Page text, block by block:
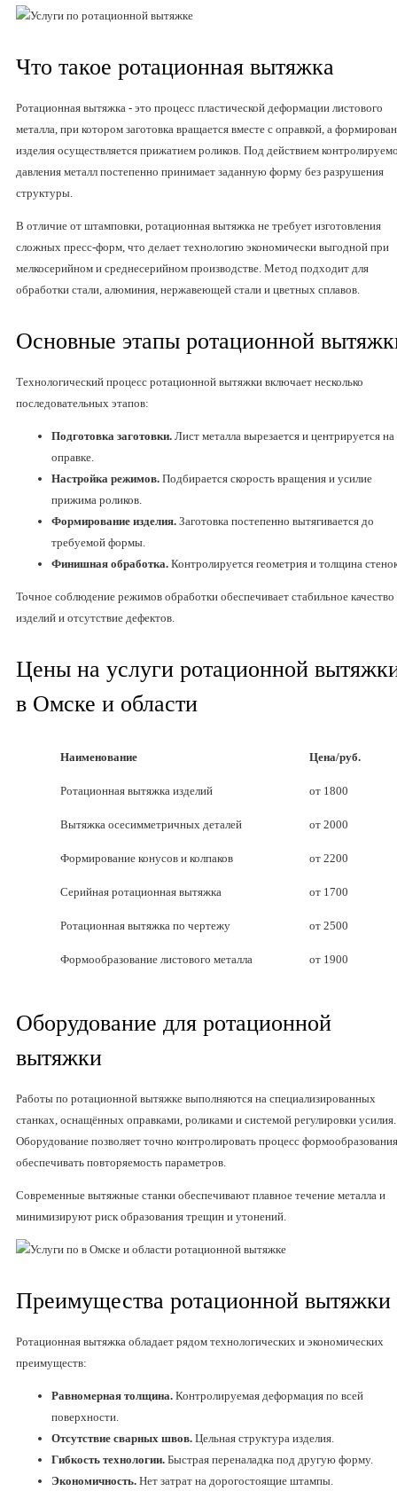
Что такое ротационная вытяжка
Ротационная вытяжка - это процесс пластической деформации листового
металла, при котором заготовка вращается вместе с оправкой, а
изделия осуществляется прижатием роликов. Под действием
давления металл постепенно принимает заданную форму без разрушения
структуры.
В отличие от штамповки, ротационная вытяжка не требует изготовления
сложных пресс-форм, что делает технологию экономически выгодной при
мелкосерийном и среднесерийном производстве. Метод подходит для
обработки стали, алюминия, нержавеющей стали и цветных сплавов.
Основные этапы ротационной
Технологический процесс ротационной вытяжки включает несколько
последовательных этапов:
Подготовка заготовки. Лист металла вырезается и центрируется на
оправке.
Настройка режимов. Подбирается скорость вращения и усилие
прижима роликов.
Формирование изделия. Заготовка постепенно вытягивается до
требуемой формы.
Финишная обработка. Контролируется геометрия и толщина
Точное соблюдение режимов обработки обеспечивает стабильное качество
изделий и отсутствие дефектов.
Цены на услуги ротационной
в Омске и области
Наименование Цена/руб.
Ротационная вытяжка изделий от 1800
Вытяжка осесимметричных деталей от 2000
Формирование конусов и колпаков от 2200
Серийная ротационная вытяжка от 1700
Ротационная вытяжка по чертежу от 2500
Формообразование листового металла от 1900
Оборудование для ротационной
вытяжки
Работы по ротационной вытяжке выполняются на специализированных
станках, оснащённых оправками, роликами и системой регулировки усилия.
Оборудование позволяет точно контролировать процесс
обеспечивать повторяемость параметров.
Современные вытяжные станки обеспечивают плавное течение металла и
минимизируют риск образования трещин и утонений.
Преимущества ротационной вытяжки
Ротационная вытяжка обладает рядом технологических и экономических
преимуществ:
Равномерная толщина. Контролируемая деформация по всей
поверхности.
Отсутствие сварных швов. Цельная структура изделия.
Гибкость технологии. Быстрая переналадка под другую форму.
Экономичность. Нет затрат на дорогостоящие штампы.